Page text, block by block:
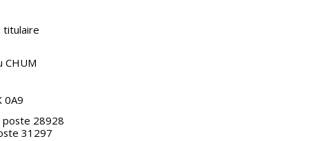
titulaire
CHUM
0A9
poste 28928
31297